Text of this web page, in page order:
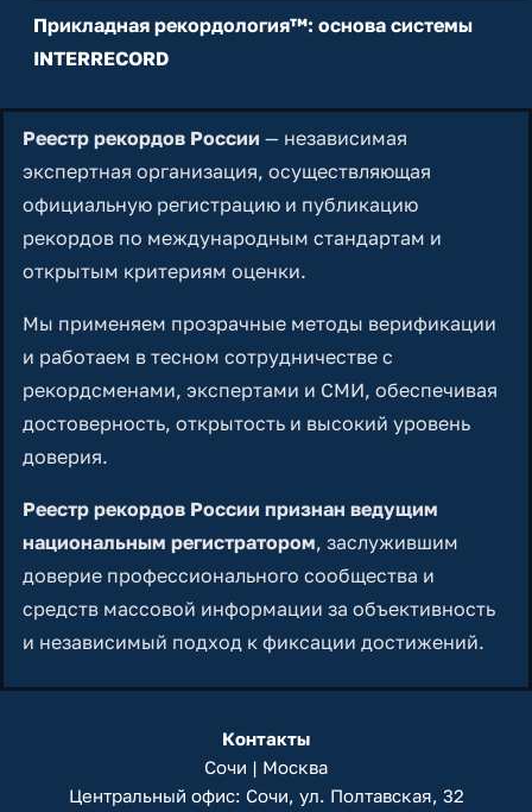
Прикладная рекордология™: основа системы
INTERRECORD
Реестр рекордов России — независимая
экспертная организация, осуществляющая
официальную регистрацию и публикацию
рекордов по международным стандартам и
открытым критериям оценки.
Мы применяем прозрачные методы верификации
и работаем в тесном сотрудничестве с
рекордсменами, экспертами и СМИ, обеспечивая
достоверность, открытость и высокий уровень
доверия.
Реестр рекордов России признан ведущим
национальным регистратором, заслужившим
доверие профессионального сообщества и
средств массовой информации за объективность
и независимый подход к фиксации достижений.
Контакты
Сочи | Москва
Центральный офис: Сочи, ул. Полтавская, 32